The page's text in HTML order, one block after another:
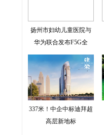
扬州市妇幼儿童医院与
华为联合发布F5G全
337米！中企中标迪拜超
高层新地标